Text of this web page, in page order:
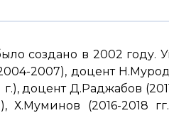
создано в 2002 году.
2007), доцент
доцент Д.Раджабов
Х.Муминов (2016-2018